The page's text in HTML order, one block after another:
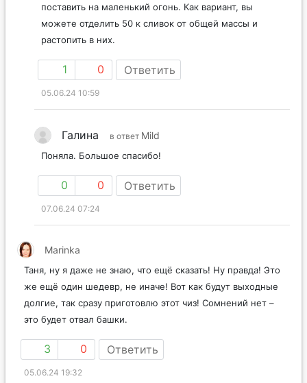
поставить на маленький огонь. Как вариант, вы
можете отделить 50 к сливок от общей массы и
растопить в них.
1 0 Ответить
05.06.24 10:59
Галина в ответ Mild
Поняла. Большое спасибо!
0 0 Ответить
07.06.24 07:24
Marinka
Таня, ну я даже не знаю, что ещё сказать! Ну правда! Это
же ещё один шедевр, не иначе! Вот как будут выходные
долгие, так сразу приготовлю этот чиз! Сомнений нет –
это будет отвал башки.
3 0 Ответить
05.06.24 19:32